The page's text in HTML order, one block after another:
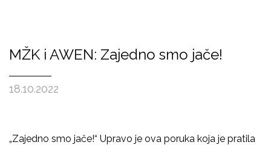
MŽK i AWEN: Zajedno smo jače!
18.10.2022
„Zajedno smo jače!“ Upravo je ova poruka koja je pratila